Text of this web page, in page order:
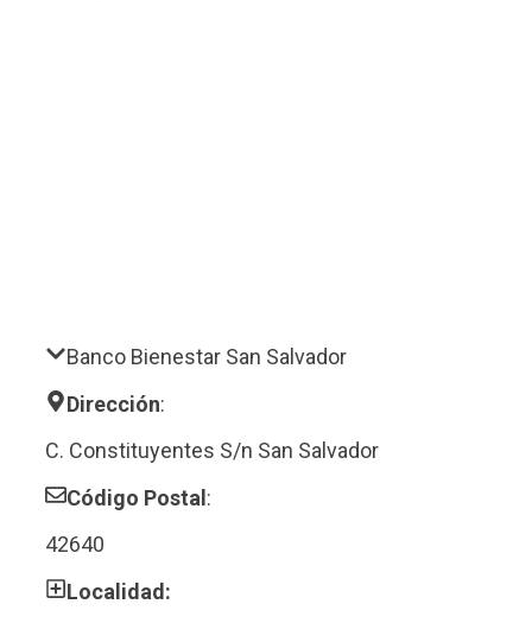
Banco Bienestar San Salvador
Dirección:
C. Constituyentes S/n San Salvador
Código Postal:
42640
Localidad: